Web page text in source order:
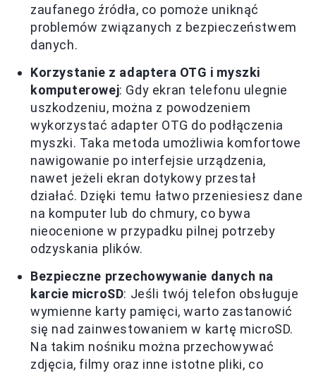
zaufanego źródła, co pomoże uniknąć
problemów związanych z bezpieczeństwem
danych.
Korzystanie z adaptera OTG i myszki
komputerowej: Gdy ekran telefonu ulegnie
uszkodzeniu, można z powodzeniem
wykorzystać adapter OTG do podłączenia
myszki. Taka metoda umożliwia komfortowe
nawigowanie po interfejsie urządzenia,
nawet jeżeli ekran dotykowy przestał
działać. Dzięki temu łatwo przeniesiesz dane
na komputer lub do chmury, co bywa
nieocenione w przypadku pilnej potrzeby
odzyskania plików.
Bezpieczne przechowywanie danych na
karcie microSD: Jeśli twój telefon obsługuje
wymienne karty pamięci, warto zastanowić
się nad zainwestowaniem w kartę microSD.
Na takim nośniku można przechowywać
zdjęcia, filmy oraz inne istotne pliki, co